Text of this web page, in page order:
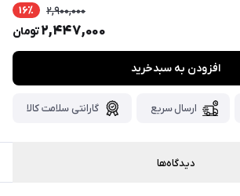
2,900,000 16٪
2,447,000تومان
افزودن به سبدخرید
ارسال سریع گارانتی سلامت کالا
دیدگاه‌ها